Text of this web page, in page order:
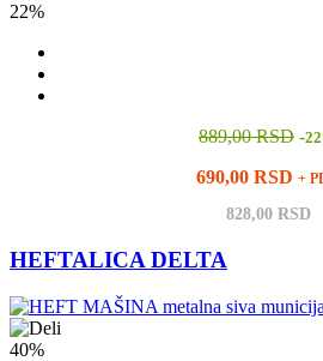
22%
889,00 RSD -
690,00 RSD +
828,00 RSD
HEFTALICA DELTA
40%